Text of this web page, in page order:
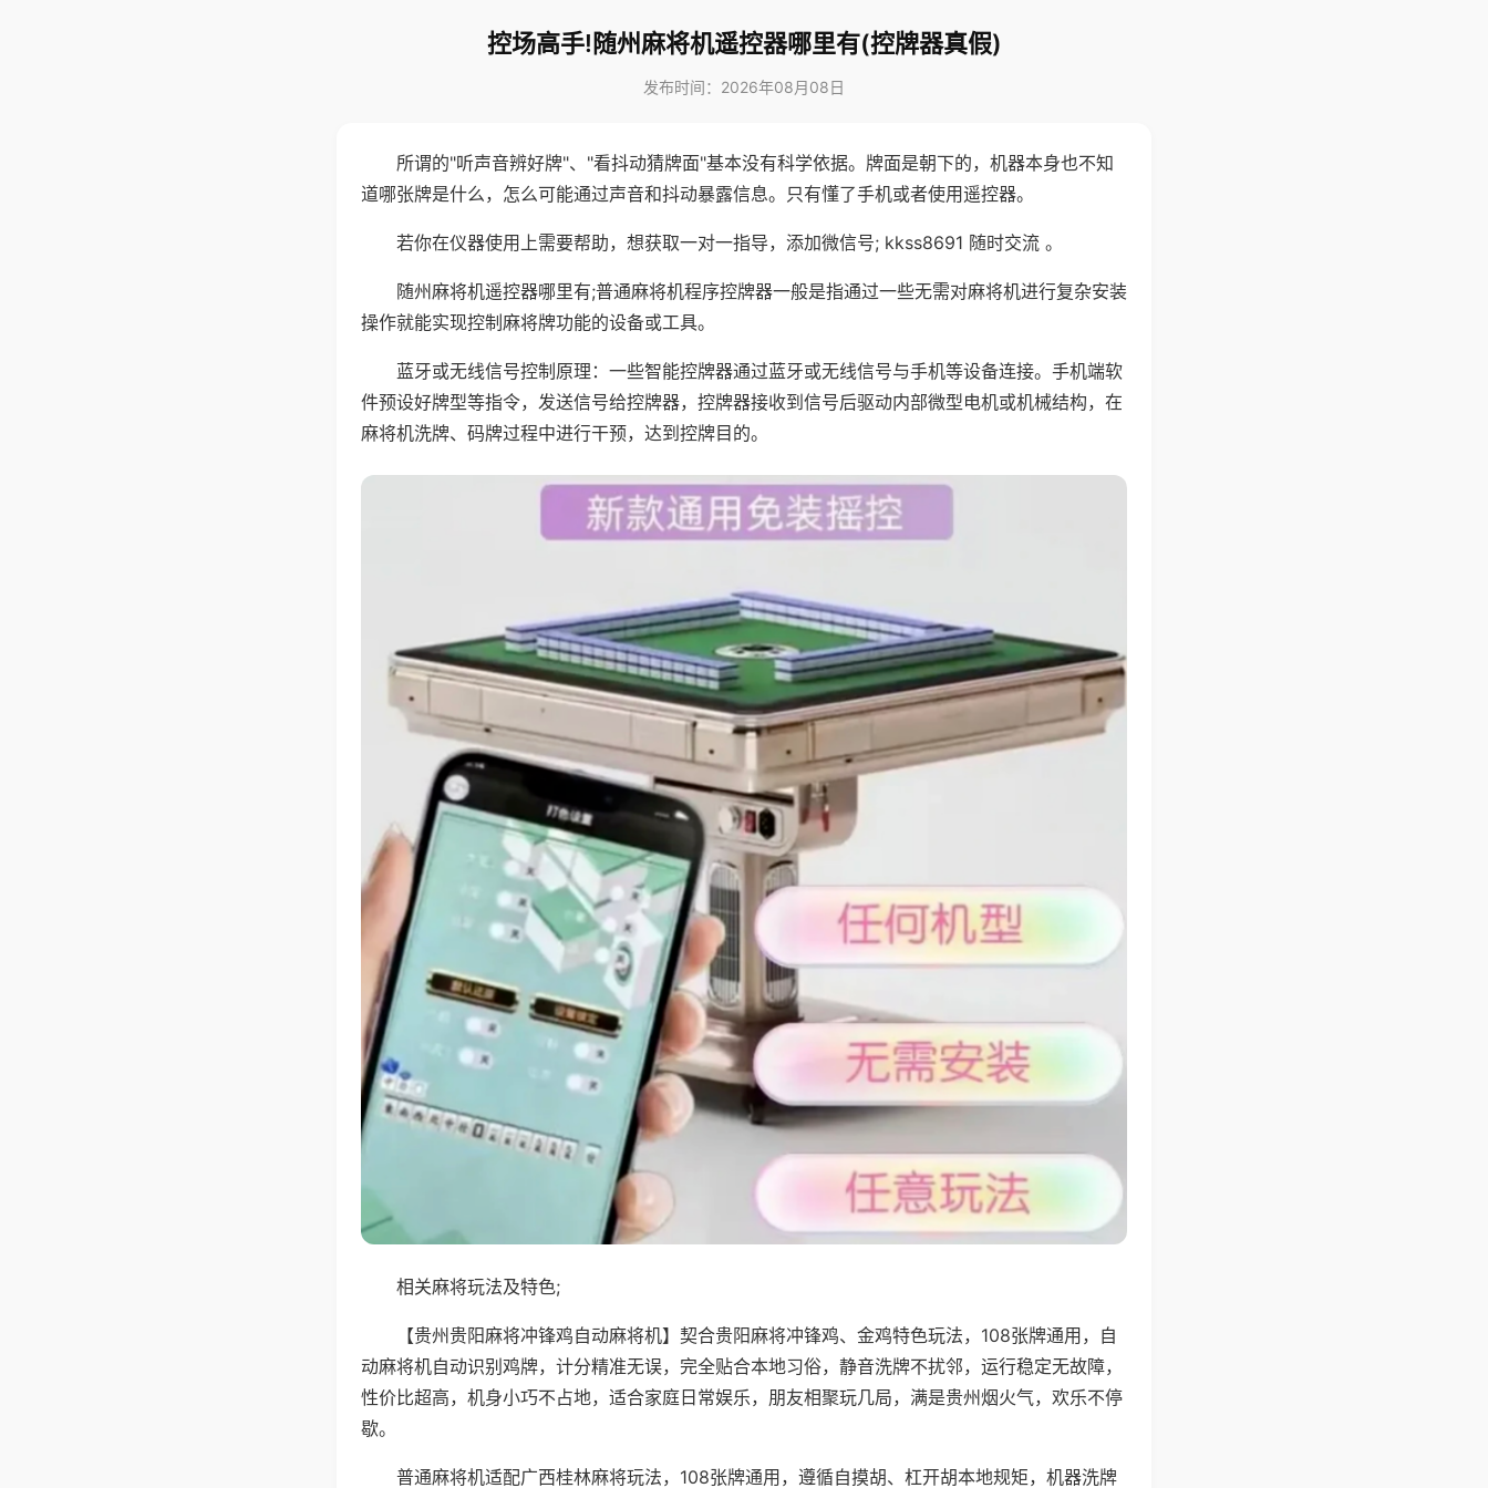
控场高手!随州麻将机遥控器哪里有(控牌器真假)
发布时间：2026年08月08日
所谓的"听声音辨好牌"、"看抖动猜牌面"基本没有科学依据。牌面是朝下的，机器本身也不知
道哪张牌是什么，怎么可能通过声音和抖动暴露信息。只有懂了手机或者使用遥控器。
若你在仪器使用上需要帮助，想获取一对一指导，添加微信号; kkss8691 随时交流 。
随州麻将机遥控器哪里有;普通麻将机程序控牌器一般是指通过一些无需对麻将机进行复杂安装
操作就能实现控制麻将牌功能的设备或工具。
蓝牙或无线信号控制原理：一些智能控牌器通过蓝牙或无线信号与手机等设备连接。手机端软
件预设好牌型等指令，发送信号给控牌器，控牌器接收到信号后驱动内部微型电机或机械结构，在
麻将机洗牌、码牌过程中进行干预，达到控牌目的。
相关麻将玩法及特色;
【贵州贵阳麻将冲锋鸡自动麻将机】契合贵阳麻将冲锋鸡、金鸡特色玩法，108张牌通用，自
动麻将机自动识别鸡牌，计分精准无误，完全贴合本地习俗，静音洗牌不扰邻，运行稳定无故障，
性价比超高，机身小巧不占地，适合家庭日常娱乐，朋友相聚玩几局，满是贵州烟火气，欢乐不停
歇。
普通麻将机适配广西桂林麻将玩法，108张牌通用，遵循自摸胡、杠开胡本地规矩，机器洗牌